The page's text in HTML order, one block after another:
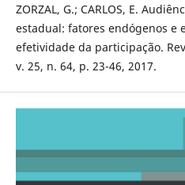
ZORZAL, G.; CARLOS, E.
estadual: fatores endógenos e
efetividade da participação.
v. 25, n. 64, p. 23-46, 2017.